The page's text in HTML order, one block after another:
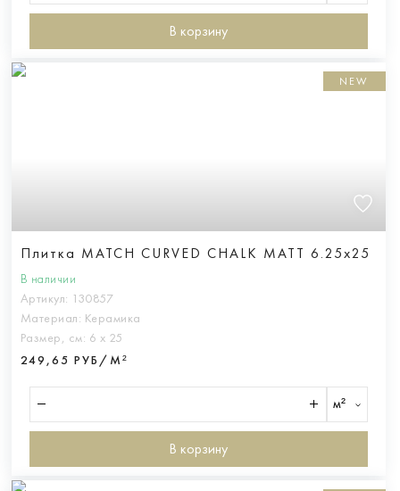
В корзину
NEW
Плитка MATCH CURVED CHALK MATT 6.25x25
В наличии
Артикул: 130857
Материал: Керамика
Размер, см: 6 х 25
249,65 РУБ/М²
м²
В корзину